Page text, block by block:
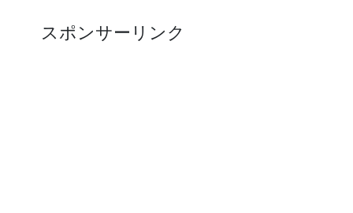
スポンサーリンク